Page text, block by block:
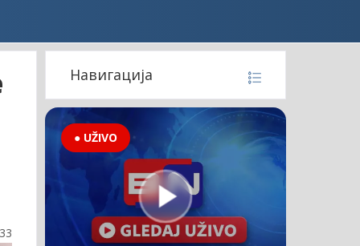
Навигација
● UŽIVO